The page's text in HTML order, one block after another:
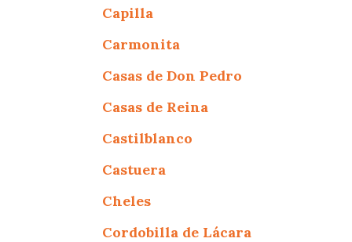
Capilla
Carmonita
Casas de Don Pedro
Casas de Reina
Castilblanco
Castuera
Cheles
Cordobilla de Lácara